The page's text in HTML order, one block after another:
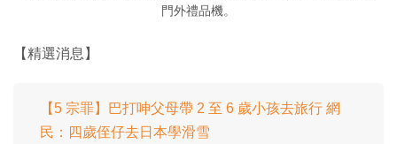
門外禮品機。
【精選消息】
【5 宗罪】巴打呻父母帶 2 至 6 歲小孩去旅行 網
民：四歲侄仔去日本學滑雪